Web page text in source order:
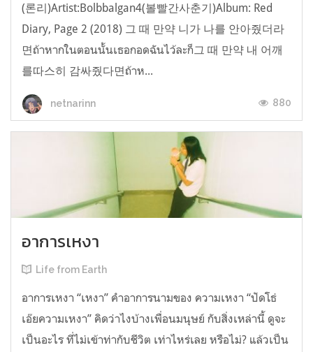
(론리)Artist:Bolbbalgan4(볼빨간사춘기)Album: Red
Diary, Page 2 (2018) 그 때 만약 니가 나를 안아줬더라
면ถ้าหากในตอนนั้นเธอกอดฉันไว้ละก็그 때 만약 내 어깨
를따스히 감싸줬다면ถ้าห...
netnarinn 880
อาการเหงา
Life from Earth
อาการเหงา “เหงา” คำอาการนามของ ความเหงา “ปัดโธ่
เอ๊ยความเหงา” คิดว่าไงบ้างเพื่อนมนุษย์ กับสิ่งเหล่านี้ ดูจะ
เป็นอะไร ที่ไม่เข้าท่ากับชีวิต เท่าไหร่เลย หรือไม่? แล้วเป็น